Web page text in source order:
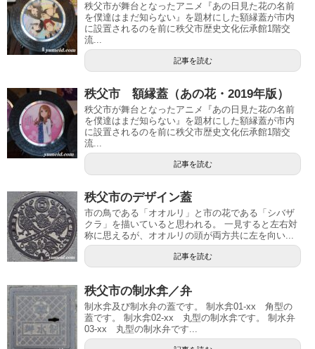
秩父市が舞台となったアニメ『あの日見た花の名前
を僕達はまだ知らない』を題材にした額縁蓋が市内
に設置されるのを前に秩父市歴史文化伝承館1階交
流...
記事を読む
秩父市 額縁蓋（あの花・2019年版）
秩父市が舞台となったアニメ『あの日見た花の名前
を僕達はまだ知らない』を題材にした額縁蓋が市内
に設置されるのを前に秩父市歴史文化伝承館1階交
流...
記事を読む
秩父市のデザイン蓋
市の鳥である「オオルリ」と市の花である「シバザ
クラ」を描いていると思われる。 一見すると左右対
称に思えるが、オオルリの頭が両方共に左を向い...
記事を読む
秩父市の制水弇／弁
制水弇及び制水弁の蓋です。 制水弇01-xx 角型の
蓋です。 制水弇02-xx 丸型の制水弇です。 制水弁
03-xx 丸型の制水弁です...